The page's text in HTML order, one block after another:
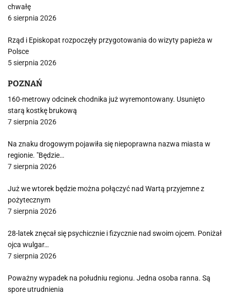
chwałę
6 sierpnia 2026
Rząd i Episkopat rozpoczęły przygotowania do wizyty papieża w
Polsce
5 sierpnia 2026
POZNAŃ
160-metrowy odcinek chodnika już wyremontowany. Usunięto
starą kostkę brukową
7 sierpnia 2026
Na znaku drogowym pojawiła się niepoprawna nazwa miasta w
regionie. "Będzie…
7 sierpnia 2026
Już we wtorek będzie można połączyć nad Wartą przyjemne z
pożytecznym
7 sierpnia 2026
28-latek znęcał się psychicznie i fizycznie nad swoim ojcem. Poniżał
ojca wulgar…
7 sierpnia 2026
Poważny wypadek na południu regionu. Jedna osoba ranna. Są
spore utrudnienia